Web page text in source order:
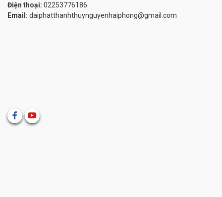
Điện thoại: 02253776186
Email: daiphatthanhthuynguyenhaiphong@gmail.com